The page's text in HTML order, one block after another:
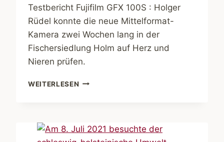
Testbericht Fujifilm GFX 100S : Holger
Rüdel konnte die neue Mittelformat-
Kamera zwei Wochen lang in der
Fischersiedlung Holm auf Herz und
Nieren prüfen.
WEITERLESEN TESTBERICHT